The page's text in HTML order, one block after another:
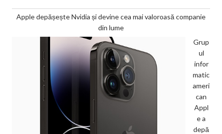
Apple depășește Nvidia și devine cea mai valoroasă companie
din lume
Grup
ul
infor
matic
ameri
can
Appl
e a
depă